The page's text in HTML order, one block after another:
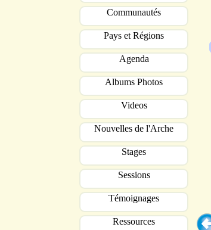
Communautés
Pays et Régions
Agenda
Albums Photos
Videos
Nouvelles de l'Arche
Stages
Sessions
Témoignages
Ressources